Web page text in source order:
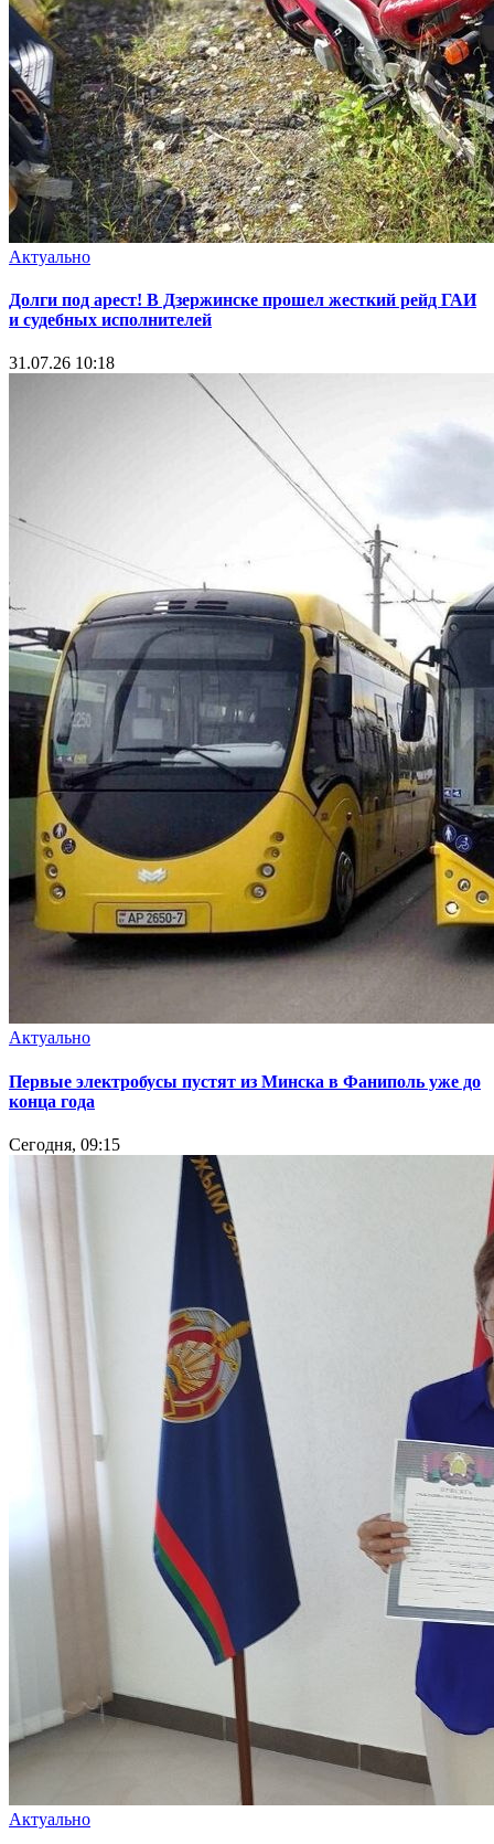
Актуально
Долги под арест! В Дзержинске прошел жесткий рейд ГАИ
и судебных исполнителей
31.07.26 10:18
Актуально
Первые электробусы пустят из Минска в Фаниполь уже до
конца года
Сегодня, 09:15
Актуально